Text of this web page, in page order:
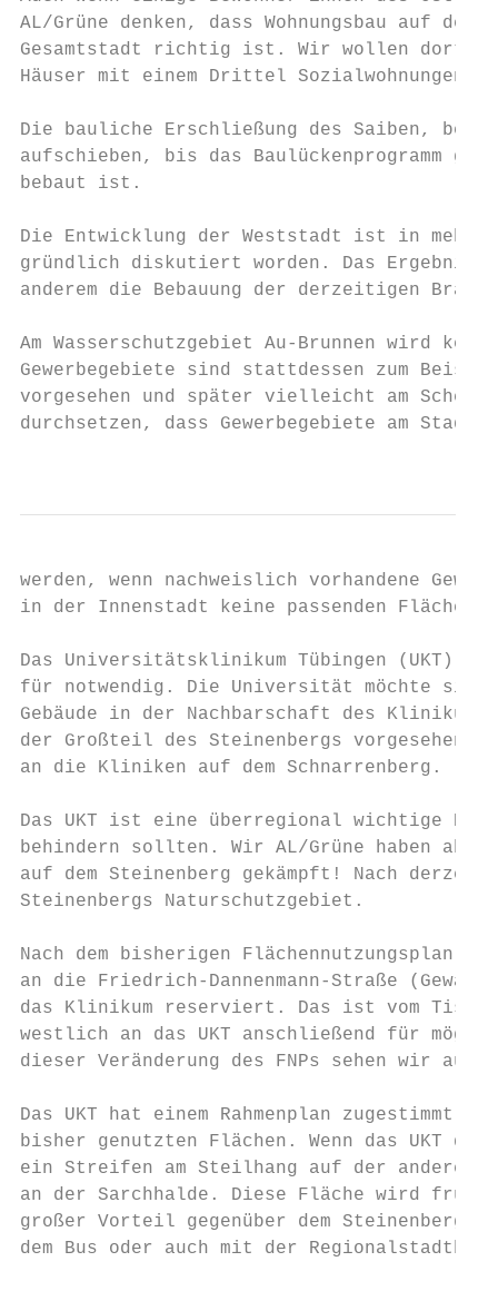
AL/Grüne denken, dass Wohnungsbau auf dem
Gesamtstadt richtig ist. Wir wollen dort
Häuser mit einem Drittel Sozialwohnungen
Die bauliche Erschließung des Saiben, bei
aufschieben, bis das Baulückenprogramm
bebaut ist.
Die Entwicklung der Weststadt ist in
gründlich diskutiert worden. Das Ergebnis
anderem die Bebauung der derzeitigen
Am Wasserschutzgebiet Au-Brunnen wird
Gewerbegebiete sind stattdessen zum
vorgesehen und später vielleicht am
durchsetzen, dass Gewerbegebiete am
werden, wenn nachweislich vorhandene
in der Innenstadt keine passenden Flächen
Das Universitätsklinikum Tübingen (UKT)
für notwendig. Die Universität möchte
Gebäude in der Nachbarschaft des
der Großteil des Steinenbergs
an die Kliniken auf dem Schnarrenberg.
Das UKT ist eine überregional wichtige
behindern sollten. Wir AL/Grüne haben
auf dem Steinenberg gekämpft! Nach
Steinenbergs Naturschutzgebiet.
Nach dem bisherigen Flächennutzungsplan
an die Friedrich-Dannenmann-Straße
das Klinikum reserviert. Das ist vom
westlich an das UKT anschließend für
dieser Veränderung des FNPs sehen wir
Das UKT hat einem Rahmenplan zugestimmt
bisher genutzten Flächen. Wenn das UKT
ein Streifen am Steilhang auf der anderen
an der Sarchhalde. Diese Fläche wird
großer Vorteil gegenüber dem Steinenberg:
dem Bus oder auch mit der